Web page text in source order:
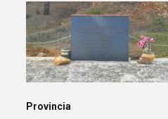
Provincia